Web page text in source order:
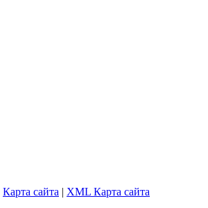
Карта сайта | XML Карта сайта